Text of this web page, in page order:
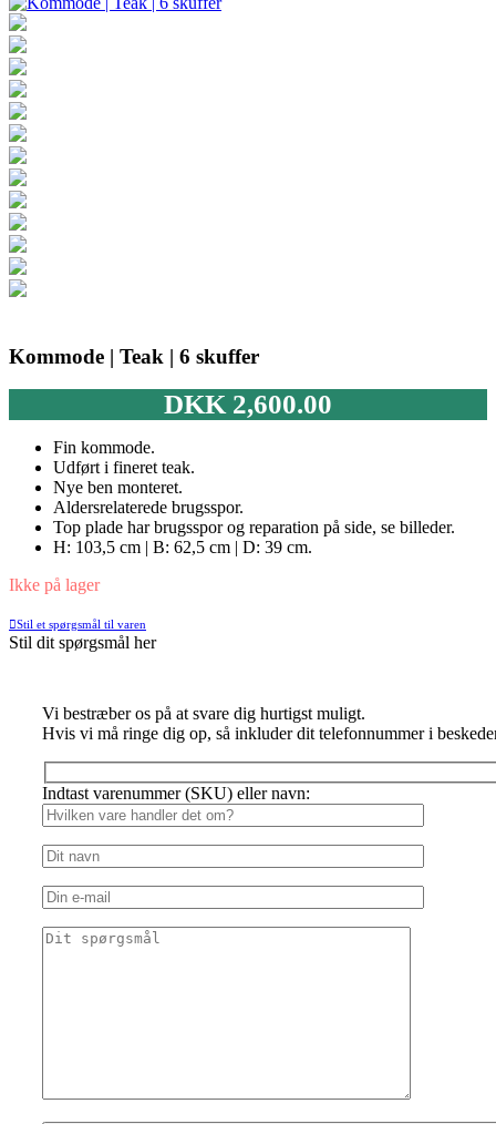
Kommode | Teak | 6 skuffer
DKK2,600.00
Fin kommode.
Udført i fineret teak.
Nye ben monteret.
Aldersrelaterede brugsspor.
Top plade har brugsspor og reparation på side, se billeder.
H: 103,5 cm | B: 62,5 cm | D: 39 cm.
Ikke på lager
Stil et spørgsmål til varen
Stil dit spørgsmål her
Vi bestræber os på at svare dig hurtigst muligt.
Hvis vi må ringe dig op, så inkluder dit telefonnummer i
Indtast varenummer (SKU) eller navn: